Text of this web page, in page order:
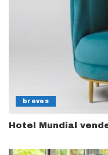
breves
Hotel Mundial